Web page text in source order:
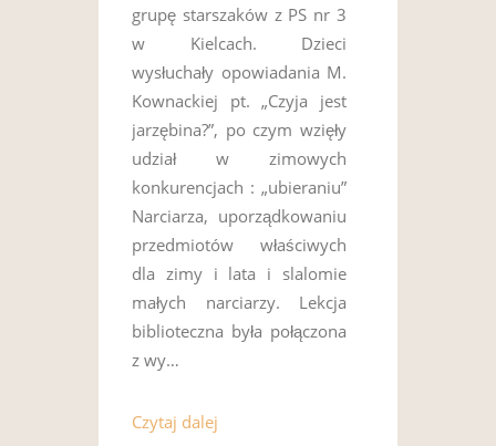
grupę starszaków z PS nr 3
w Kielcach. Dzieci
wysłuchały opowiadania M.
Kownackiej pt. „Czyja jest
jarzębina?”, po czym wzięły
udział w zimowych
konkurencjach : „ubieraniu”
Narciarza, uporządkowaniu
przedmiotów właściwych
dla zimy i lata i slalomie
małych narciarzy. Lekcja
biblioteczna była połączona
z wy…
Czytaj dalej